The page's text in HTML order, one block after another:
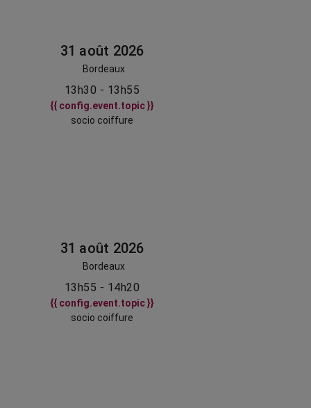
31 août 2026
Bordeaux
13h30 - 13h55
{{ config.event.topic }}
socio coiffure
31 août 2026
Bordeaux
13h55 - 14h20
{{ config.event.topic }}
socio coiffure